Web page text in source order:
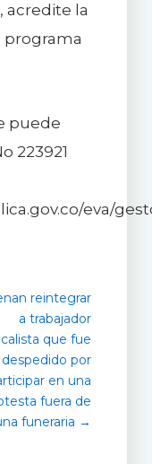
acredite la
puede
223921
eva/
reintegrar
a trabajador
que fue
despedido por
en una
fuera de
funeraria →